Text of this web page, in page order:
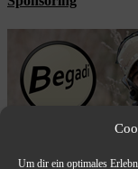
Um dir ein optimales